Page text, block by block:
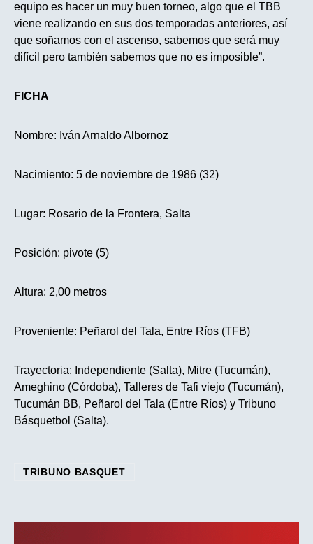
equipo es hacer un muy buen torneo, algo que el TBB
viene realizando en sus dos temporadas anteriores, así
que soñamos con el ascenso, sabemos que será muy
difícil pero también sabemos que no es imposible”.
FICHA
Nombre: Iván Arnaldo Albornoz
Nacimiento: 5 de noviembre de 1986 (32)
Lugar: Rosario de la Frontera, Salta
Posición: pivote (5)
Altura: 2,00 metros
Proveniente: Peñarol del Tala, Entre Ríos (TFB)
Trayectoria: Independiente (Salta), Mitre (Tucumán),
Ameghino (Córdoba), Talleres de Tafi viejo (Tucumán),
Tucumán BB, Peñarol del Tala (Entre Ríos) y Tribuno
Básquetbol (Salta).
TRIBUNO BASQUET